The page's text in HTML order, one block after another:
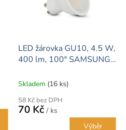
LED žárovka GU10, 4.5 W,
400 lm, 100° SAMSUNG
Skladem (16 ks)
58 Kč bez DPH
70 Kč / ks
Výběr